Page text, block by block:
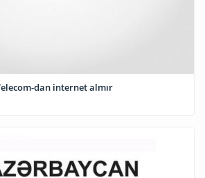
dan internet almır